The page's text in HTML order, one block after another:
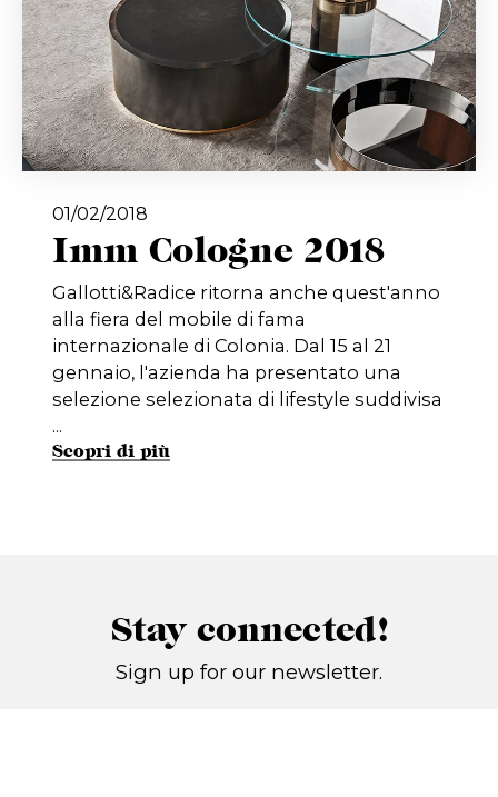
01/02/2018
Imm Cologne 2018
Gallotti&Radice ritorna anche quest'anno
alla fiera del mobile di fama
internazionale di Colonia. Dal 15 al 21
gennaio, l'azienda ha presentato una
selezione selezionata di lifestyle suddivisa
...
Scopri di più
Stay connected!
Sign up for our newsletter.